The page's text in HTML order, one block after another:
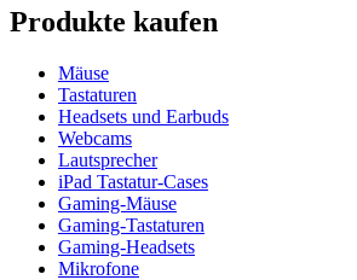
Produkte kaufen
Mäuse
Tastaturen
Headsets und Earbuds
Webcams
Lautsprecher
iPad Tastatur-Cases
Gaming-Mäuse
Gaming-Tastaturen
Gaming-Headsets
Mikrofone